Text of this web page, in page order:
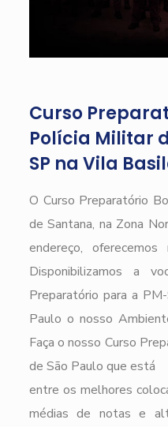
Curso
Polícia Militar
SP na Vila
O Curso Preparatório
de Santana, na Zona
endereço, oferecemos
Disponibilizamos a
Preparatório para a
Paulo o nosso
Faça o nosso Curso
de São Paulo que está
entre os melhores
médias de notas e